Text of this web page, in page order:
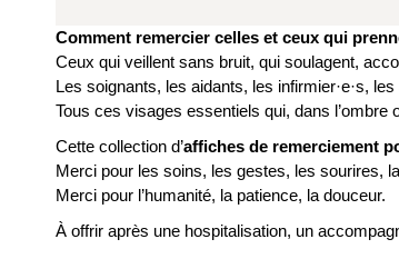
Comment remercier celles et ceux qui
Ceux qui veillent sans bruit, qui soulagent,
Les soignants, les aidants, les infirmier·e·s,
Tous ces visages essentiels qui, dans
Cette collection d’affiches de remerciement
Merci pour les soins, les gestes, les sourires,
Merci pour l’humanité, la patience, la douceur.
À offrir après une hospitalisation, un